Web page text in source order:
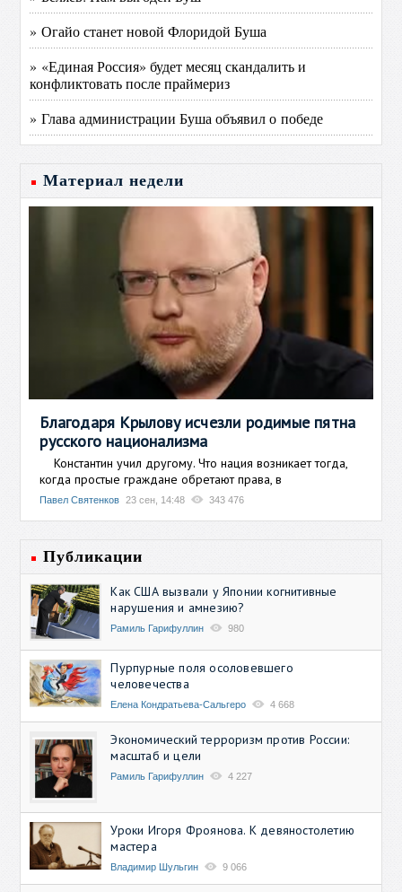
» Огайо станет новой Флоридой Буша
» «Единая Россия» будет месяц скандалить и
конфликтовать после праймериз
» Глава администрации Буша объявил о победе
Материал недели
Благодаря Крылову исчезли родимые пятна
русского национализма
Константин учил другому. Что нация возникает тогда,
когда простые граждане обретают права, в
Павел Святенков 23 сен, 14:48 343 476
Публикации
Как США вызвали у Японии когнитивные
нарушения и амнезию?
Рамиль Гарифуллин 980
Пурпурные поля осоловевшего
человечества
Елена Кондратьева-Сальгеро 4 668
Экономический терроризм против России:
масштаб и цели
Рамиль Гарифуллин 4 227
Уроки Игоря Фроянова. К девяностолетию
мастера
Владимир Шульгин 9 066